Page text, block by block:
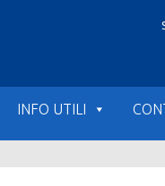
INFO UTILI